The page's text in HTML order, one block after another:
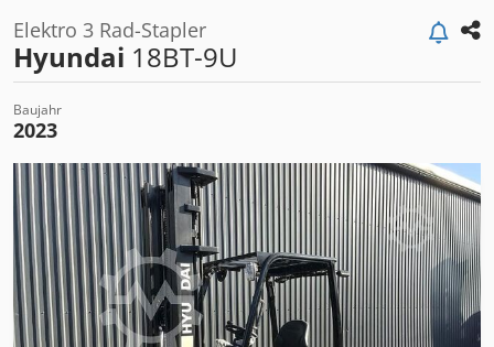
Elektro 3 Rad-Stapler
Hyundai 18BT-9U
Baujahr
2023